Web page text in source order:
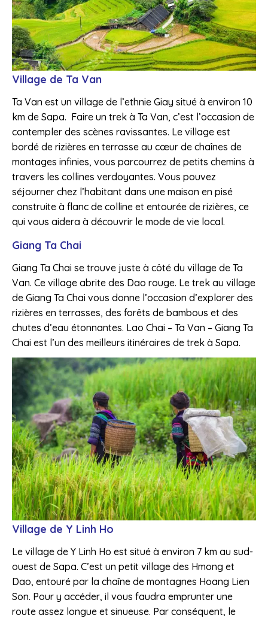
Village de Ta Van
Ta Van est un village de l’ethnie Giay situé à environ 10
km de Sapa. Faire un trek à Ta Van, c’est l’occasion de
contempler des scènes ravissantes. Le village est
bordé de rizières en terrasse au cœur de chaînes de
montages infinies, vous parcourrez de petits chemins à
travers les collines verdoyantes. Vous pouvez
séjourner chez l’habitant dans une maison en pisé
construite à flanc de colline et entourée de rizières, ce
qui vous aidera à découvrir le mode de vie local.
Giang Ta Chai
Giang Ta Chai se trouve juste à côté du village de Ta
Van. Ce village abrite des Dao rouge. Le trek au village
de Giang Ta Chai vous donne l’occasion d’explorer des
rizières en terrasses, des forêts de bambous et des
chutes d’eau étonnantes. Lao Chai – Ta Van – Giang Ta
Chai est l’un des meilleurs itinéraires de trek à Sapa.
Village de Y Linh Ho
Le village de Y Linh Ho est situé à environ 7 km au sud-
ouest de Sapa. C’est un petit village des Hmong et
Dao, entouré par la chaîne de montagnes Hoang Lien
Son. Pour y accéder, il vous faudra emprunter une
route assez longue et sinueuse. Par conséquent, le